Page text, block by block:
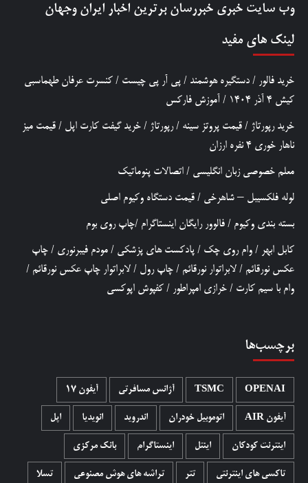
وب سایت خبری خبررسان برترین اخبار ایران وجهان
لینک های مفید
خرید فالور / دستگیره هوشمند / پی آر پی چیست / کنسرت عرفان طهماسبی
کیش 4 آذر 1404
/ آموزش فارکس
خرید رپورتاژ / قیمت پروتز سینه /رپورتاژ / خرید گیفت کارت اپل / قیمت میز
ناهار خوری 4 نفره ارزان
معلم خصوصی زبان انگلیسی / اتصالات پنوماتیک
لوله فلکسیبل – شاهرخی / قیمت دستگاه وکیوم اصلی
بسته بندی وکیوم / فالوور رایگان اینستاگرام /چاپ روی بوم
کابل ابهر / وام روی چک / پادکست های پزشکی / مودم فیبرنوری / چاپ
عکس نورقائم / لابراتوار نورقائم / چاپ رول / لابراتوار چاپ عکس نورقائم /
وام با سیم کارت / خرازی امپراطور / کفپوش اپوکسی
برچسب‌ها
OPENAI
TSMC آژانس مسافرتی آیفون 17
آیفون AIR اتوموبیل خودران اندروید انویدیا اپل
اینترنت کودکان اینتل اینستاگرام بانک مرکزی
تاکسی های اینترنتی تتر تراشه های هوش مصنوعی تسلا